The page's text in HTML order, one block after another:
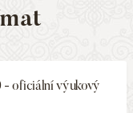
oficiální výukový